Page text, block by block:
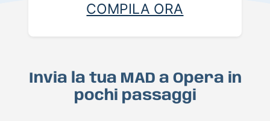
COMPILA ORA
Invia la tua MAD a Opera in
pochi passaggi